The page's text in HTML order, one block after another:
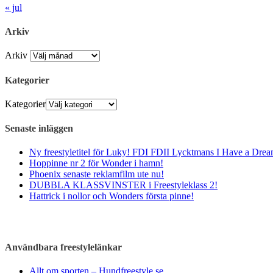
« jul
Arkiv
Arkiv
Kategorier
Kategorier
Senaste inläggen
Ny freestyletitel för Luky! FDI FDII Lycktmans I Have a
Hoppinne nr 2 för Wonder i hamn!
Phoenix senaste reklamfilm ute nu!
DUBBLA KLASSVINSTER i Freestyleklass 2!
Hattrick i nollor och Wonders första pinne!
Användbara freestylelänkar
Allt om sporten – Hundfreestyle.se